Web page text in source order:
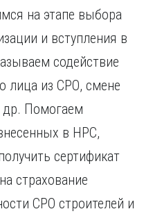
на этапе выбора
и вступления в
содействие
лица из СРО, смене
др. Помогаем
в НРС,
сертификат
страхование
СРО строителей и